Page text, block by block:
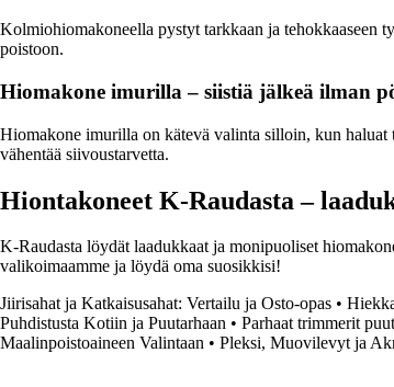
Kolmiohiomakoneella pystyt tarkkaan ja tehokkaaseen
poistoon.
Hiomakone imurilla – siistiä jälkeä ilman
Hiomakone imurilla on kätevä valinta silloin, kun
vähentää siivoustarvetta.
Hiontakoneet K-Raudasta –
K-Raudasta löydät laadukkaat ja monipuoliset
valikoimaamme ja löydä oma suosikkisi!
Jiirisahat ja Katkaisusahat: Vertailu ja Osto-opas •
Puhdistusta Kotiin ja Puutarhaan • Parhaat trimmerit
Maalinpoistoaineen Valintaan • Pleksi, Muovilevyt ja